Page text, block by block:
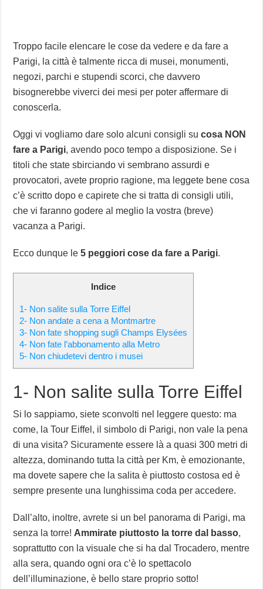
Troppo facile elencare le cose da vedere e da fare a
Parigi, la città è talmente ricca di musei, monumenti,
negozi, parchi e stupendi scorci, che davvero
bisognerebbe viverci dei mesi per poter affermare di
conoscerla.
Oggi vi vogliamo dare solo alcuni consigli sucosa NON
fare a Parigi, avendo poco tempo a disposizione. Se i
titoli che state sbirciando vi sembrano assurdi e
provocatori, avete proprio ragione, ma leggete bene cosa
c’è scritto dopo e capirete che si tratta di consigli utili,
che vi faranno godere al meglio la vostra (breve)
vacanza a Parigi.
Ecco dunque le5 peggiori cose da fare a Parigi.
Indice
1- Non salite sulla Torre Eiffel
2- Non andate a cena a Montmartre
3- Non fate shopping sugli Champs Elysées
4- Non fate l’abbonamento alla Metro
5- Non chiudetevi dentro i musei
1- Non salite sulla Torre Eiffel
Si lo sappiamo, siete sconvolti nel leggere questo: ma
come, la Tour Eiffel, il simbolo di Parigi, non vale la pena
di una visita? Sicuramente essere là a quasi 300 metri di
altezza, dominando tutta la città per Km, è emozionante,
ma dovete sapere che la salita è piuttosto costosa ed è
sempre presente una lunghissima coda per accedere.
Dall’alto, inoltre, avrete si un bel panorama di Parigi, ma
senza la torre! Ammirate piuttosto la torre dal basso,
soprattutto con la visuale che si ha dal Trocadero, mentre
alla sera, quando ogni ora c’è lo spettacolo
dell’illuminazione, è bello stare proprio sotto!